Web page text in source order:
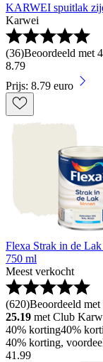
KARWEI spuitlak
Karwei
(36)Beoordeeld met
8.79
Prijs: 8.79 euro
Flexa Strak in de
750 ml
Meest verkocht
(620)Beoordeeld
25.19 met Club
40% korting40%
40% korting,
41 .99